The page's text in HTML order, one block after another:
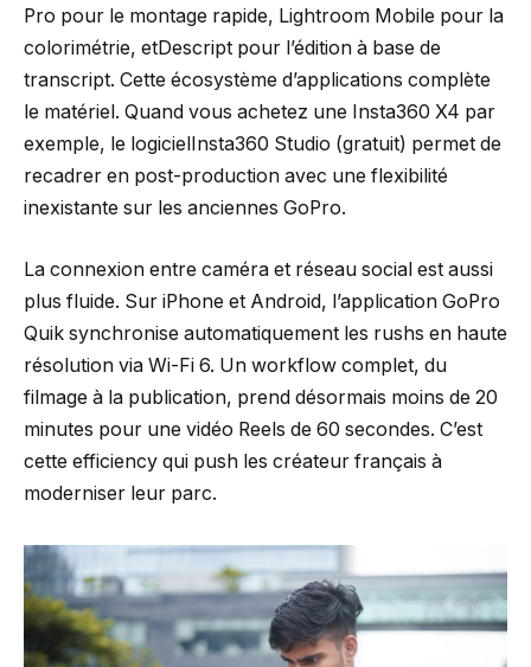
Pro pour le montage rapide, Lightroom Mobile pour la
colorimétrie, etDescript pour l’édition à base de
transcript. Cette écosystème d’applications complète
le matériel. Quand vous achetez une Insta360 X4 par
exemple, le logicielInsta360 Studio (gratuit) permet de
recadrer en post-production avec une flexibilité
inexistante sur les anciennes GoPro.
La connexion entre caméra et réseau social est aussi
plus fluide. Sur iPhone et Android, l’application GoPro
Quik synchronise automatiquement les rushs en haute
résolution via Wi-Fi 6. Un workflow complet, du
filmage à la publication, prend désormais moins de 20
minutes pour une vidéo Reels de 60 secondes. C’est
cette efficiency qui push les créateur français à
moderniser leur parc.